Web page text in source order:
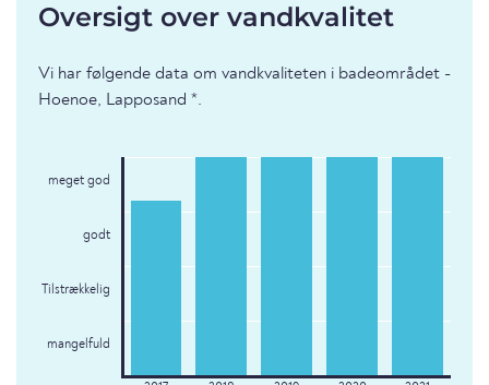
Oversigt over vandkvalitet
Vi har følgende data om vandkvaliteten i badeområdet -
Hoenoe, Lapposand *.
meget god
godt
Tilstrækkelig
mangelfuld